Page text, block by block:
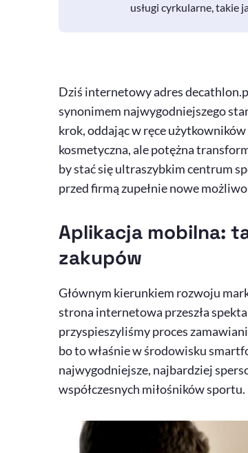
usługi cyrkularne, takie
Dziś internetowy adresdecathlon
synonimem najwygodniejszego
krok, oddając w ręce
kosmetyczna, ale potężna
by stać się ultraszybkim centrum
przed firmą zupełnie nowe
Aplikacja mobilna:
zakupów
Głównym kierunkiem rozwoju
strona internetowa przeszła
przyspieszyliśmy proces
bo to właśnie w środowisku
najwygodniejsze, najbardziej
współczesnych miłośników sportu.